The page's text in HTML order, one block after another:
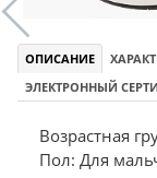
ОПИСАНИЕ
ЭЛЕКТРОННЫЙ
Возрастная
Пол: Для